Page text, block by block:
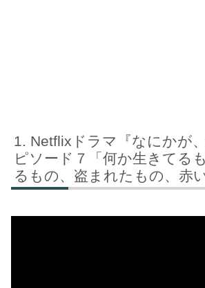
Netflixドラマ『なにかが
ピソード７「何か生きてる
るもの、盗まれたもの、赤